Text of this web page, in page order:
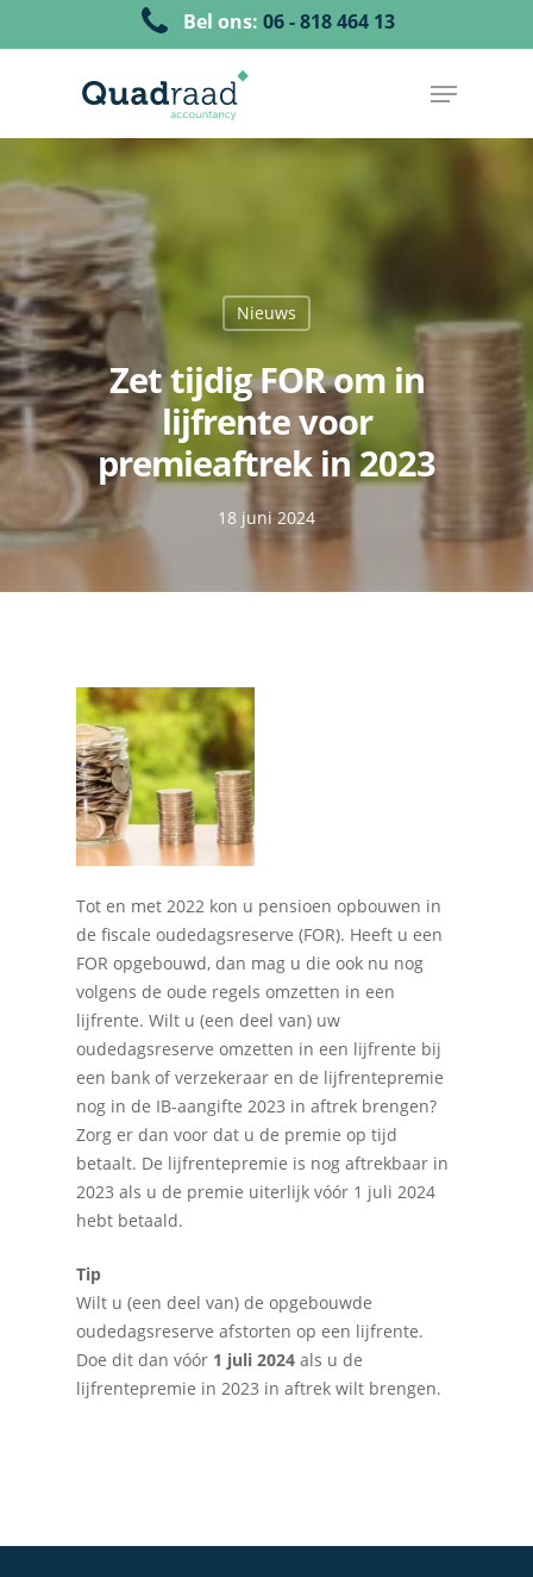
Bel ons: 06 - 818 464 13
Nieuws
Zet tijdig FOR om in
lijfrente voor
premieaftrek in 2023
18 juni 2024
Tot en met 2022 kon u pensioen opbouwen in
de fiscale oudedagsreserve (FOR). Heeft u een
FOR opgebouwd, dan mag u die ook nu nog
volgens de oude regels omzetten in een
lijfrente. Wilt u (een deel van) uw
oudedagsreserve omzetten in een lijfrente bij
een bank of verzekeraar en de lijfrentepremie
nog in de IB-aangifte 2023 in aftrek brengen?
Zorg er dan voor dat u de premie op tijd
betaalt. De lijfrentepremie is nog aftrekbaar in
2023 als u de premie uiterlijk vóór 1 juli 2024
hebt betaald.
Tip
Wilt u (een deel van) de opgebouwde
oudedagsreserve afstorten op een lijfrente.
Doe dit dan vóór 1 juli 2024 als u de
lijfrentepremie in 2023 in aftrek wilt brengen.
Over Quadraad
Diensten
Accountancy
Nieuws